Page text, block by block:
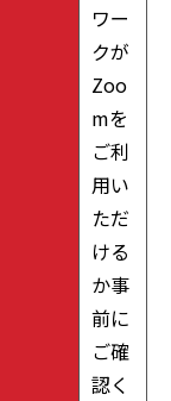
ワー
クが
Zoo
mを
ご利
用い
ただ
ける
か事
前に
ご確
認く